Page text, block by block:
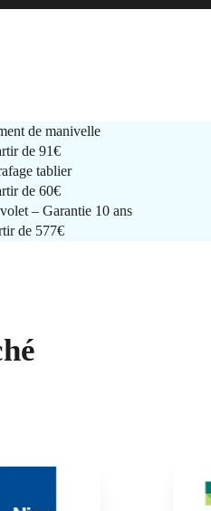
de manivelle
de91€
tablier
de60€
– Garantie 10 ans
de 577€